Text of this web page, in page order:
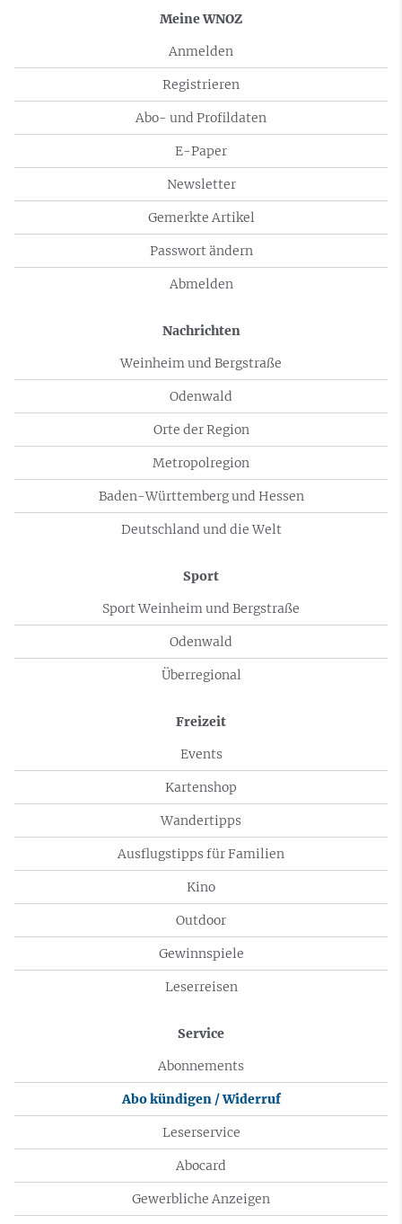
Meine WNOZ
Anmelden
Registrieren
Abo- und Profildaten
E-Paper
Newsletter
Gemerkte Artikel
Passwort ändern
Abmelden
Nachrichten
Weinheim und Bergstraße
Odenwald
Orte der Region
Metropolregion
Baden-Württemberg und Hessen
Deutschland und die Welt
Sport
Sport Weinheim und Bergstraße
Odenwald
Überregional
Freizeit
Events
Kartenshop
Wandertipps
Ausflugstipps für Familien
Kino
Outdoor
Gewinnspiele
Leserreisen
Service
Abonnements
Abo kündigen / Widerruf
Leserservice
Abocard
Gewerbliche Anzeigen